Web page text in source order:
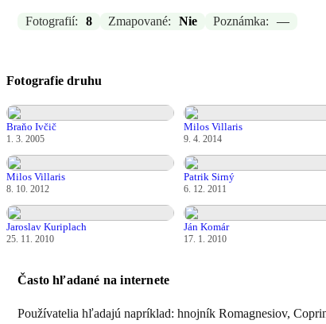
Fotografií: 8 Zmapované: Nie Poznámka: —
Fotografie druhu
Braňo Ivčič
1. 3. 2005
Milos Villaris
9. 4. 2014
Milos Villaris
8. 10. 2012
Patrik Sirný
6. 12. 2011
Jaroslav Kuriplach
25. 11. 2010
Ján Komár
17. 1. 2010
Často hľadané na internete
Používatelia hľadajú napríklad: hnojník Romagnesiov,